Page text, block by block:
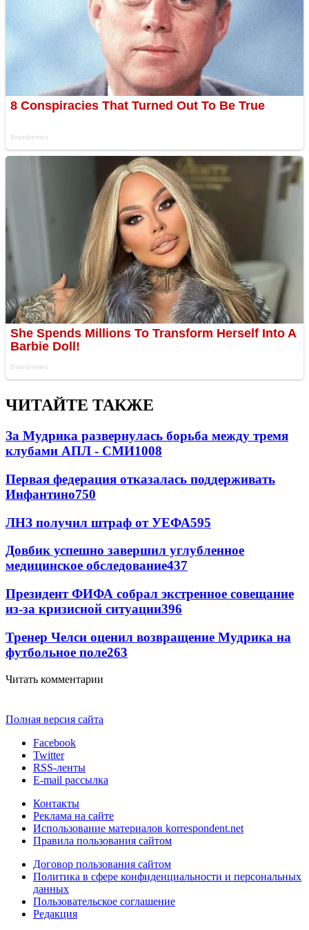
ЧИТАЙТЕ ТАКЖЕ
За Мудрика развернулась борьба между тремя
клубами АПЛ - СМИ1008
Первая федерация отказалась поддерживать
Инфантино750
ЛНЗ получил штраф от УЕФА595
Довбик успешно завершил углубленное
медицинское обследование437
Президент ФИФА собрал экстренное совещание
из-за кризисной ситуации396
Тренер Челси оценил возвращение Мудрика на
футбольное поле263
Читать комментарии
Полная версия сайта
Facebook
Twitter
RSS-ленты
E-mail рассылка
Контакты
Реклама на сайте
Использование материалов korrespondent.net
Правила пользования сайтом
Договор пользования сайтом
Политика в сфере конфиденциальности и персональных
данных
Пользовательское соглашение
Редакция